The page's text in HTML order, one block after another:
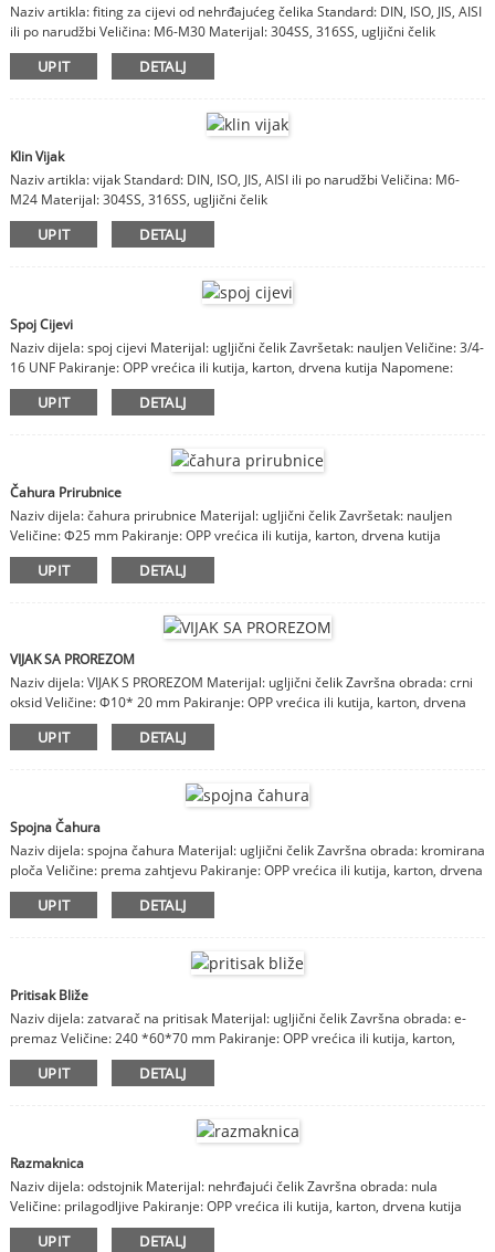
Naziv artikla: fiting za cijevi od nehrđajućeg čelika Standard: DIN, ISO, JIS, AISI
ili po narudžbi Veličina: M6-M30 Materijal: 304SS, 316SS, ugljični čelik
UPIT DETALJ
Klin Vijak
Naziv artikla: vijak Standard: DIN, ISO, JIS, AISI ili po narudžbi Veličina: M6-
M24 Materijal: 304SS, 316SS, ugljični čelik
UPIT DETALJ
Spoj Cijevi
Naziv dijela: spoj cijevi Materijal: ugljični čelik Završetak: nauljen Veličine: 3/4-
16 UNF Pakiranje: OPP vrećica ili kutija, karton, drvena kutija Napomene:
materijal, završna obrada, veličine su prilagodljive
UPIT DETALJ
Čahura Prirubnice
Naziv dijela: čahura prirubnice Materijal: ugljični čelik Završetak: nauljen
Veličine: Φ25 mm Pakiranje: OPP vrećica ili kutija, karton, drvena kutija
Napomene: materijal, završna obrada, veličine su prilagodljive
UPIT DETALJ
VIJAK SA PROREZOM
Naziv dijela: VIJAK S PROREZOM Materijal: ugljični čelik Završna obrada: crni
oksid Veličine: Φ10* 20 mm Pakiranje: OPP vrećica ili kutija, karton, drvena
kutija Napomene: materijal, završna obrada, veličine su prilagodljive
UPIT DETALJ
Spojna Čahura
Naziv dijela: spojna čahura Materijal: ugljični čelik Završna obrada: kromirana
ploča Veličine: prema zahtjevu Pakiranje: OPP vrećica ili kutija, karton, drvena
kutija Napomene: materijal, završna obrada, veličine su prilagodljive
UPIT DETALJ
Pritisak Bliže
Naziv dijela: zatvarač na pritisak Materijal: ugljični čelik Završna obrada: e-
premaz Veličine: 240 *60*70 mm Pakiranje: OPP vrećica ili kutija, karton,
drvena kutija Napomene: materijal, završna obrada, veličine su prilagodljive
UPIT DETALJ
Razmaknica
Naziv dijela: odstojnik Materijal: nehrđajući čelik Završna obrada: nula
Veličine: prilagodljive Pakiranje: OPP vrećica ili kutija, karton, drvena kutija
Napomene: materijal, završna obrada, veličine su prilagodljive
UPIT DETALJ